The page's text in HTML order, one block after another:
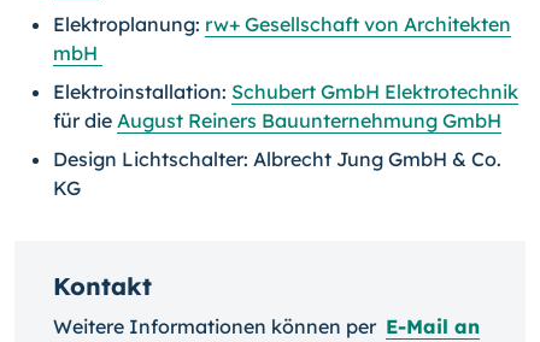
Elektroplanung: rw+ Gesellschaft von Architekten
mbH
Elektroinstallation: Schubert GmbH Elektrotechnik
für die August Reiners Bauunternehmung GmbH
Design Lichtschalter: Albrecht Jung GmbH & Co.
KG
Kontakt
Weitere Informationen können per E-Mail an